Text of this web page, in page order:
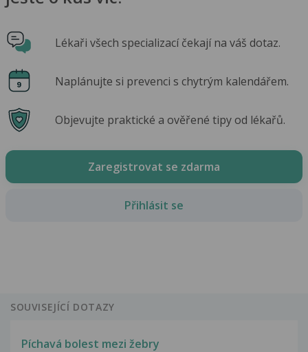
Lékaři všech specializací čekají na váš dotaz.
Naplánujte si prevenci s chytrým kalendářem.
Objevujte praktické a ověřené tipy od lékařů.
Zaregistrovat se zdarma
Přihlásit se
SOUVISEJÍCÍ DOTAZY
Píchavá bolest mezi žebry